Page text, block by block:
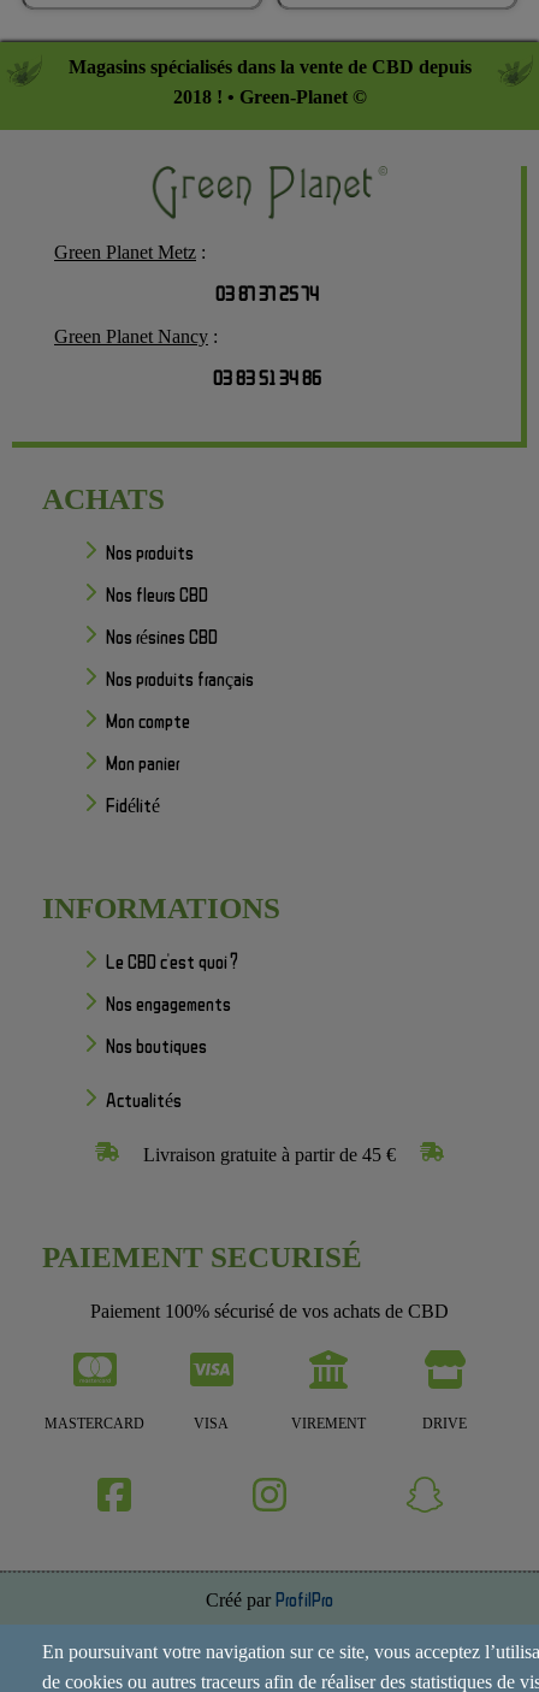
En poursuivant votre navigation sur ce site, vous acceptez
de cookies ou autres traceurs afin de réaliser des statistiques de
Magasins spécialisés dans la vente de CBD depuis
2018 ! • Green-Planet ©
Green Planet Metz :
03 87 37 25 74
Green Planet Nancy :
03 83 51 34 86
ACHATS
Nos produits
Nos fleurs CBD
Nos résines CBD
Nos produits français
Mon compte
Mon panier
Fidélité
INFORMATIONS
Le CBD c'est quoi ?
Nos engagements
Nos boutiques
Actualités
Livraison gratuite à partir de 45 €
PAIEMENT SECURISÉ
Paiement 100% sécurisé de vos achats de CBD
MASTERCARD VISA VIREMENT DRIVE
Créé par ProfilPro
Annuaire de site
Mentions Légales